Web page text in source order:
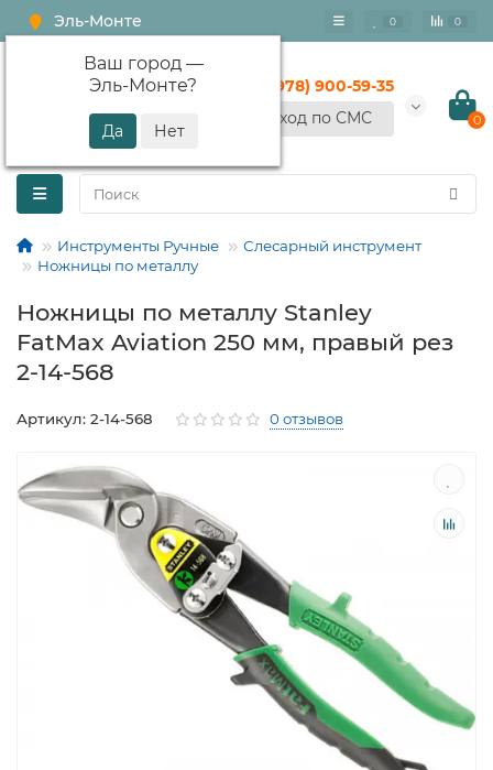
Эль-Монте
Ваш город —
Эль-Монте?
0 0
+7 (978) 900-59-35
Вход по СМС
0
Инструменты Ручные
Слесарный инструмент
Ножницы по металлу
Ножницы по металлу Stanley
FatMax Aviation 250 мм, правый рез
2-14-568
Артикул: 2-14-568 0 отзывов